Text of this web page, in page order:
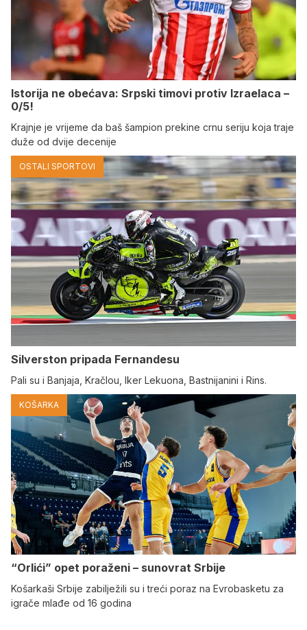
Istorija ne obećava: Srpski timovi protiv Izraelaca –
0/5!
Krajnje je vrijeme da baš šampion prekine crnu seriju koja traje
duže od dvije decenije
OSTALI SPORTOVI
Silverston pripada Fernandesu
Pali su i Banjaja, Kračlou, Iker Lekuona, Bastnijanini i Rins.
KOŠARKA
“Orlići” opet poraženi – sunovrat Srbije
Košarkaši Srbije zabilježili su i treći poraz na Evrobasketu za
igrače mlađe od 16 godina